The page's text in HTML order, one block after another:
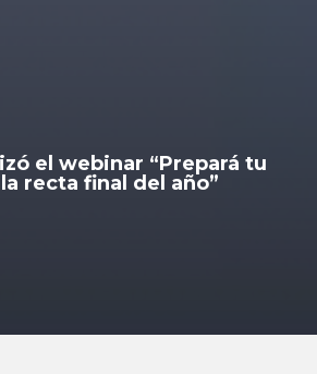
el webinar “Prepará tu
recta final del año”